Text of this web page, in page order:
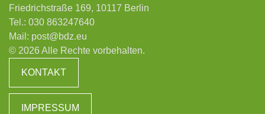
Friedrichstraße 169, 10117 Berlin
Tel.: 030 863247640
Mail: post@bdz.eu
© 2026 Alle Rechte vorbehalten.
KONTAKT
IMPRESSUM